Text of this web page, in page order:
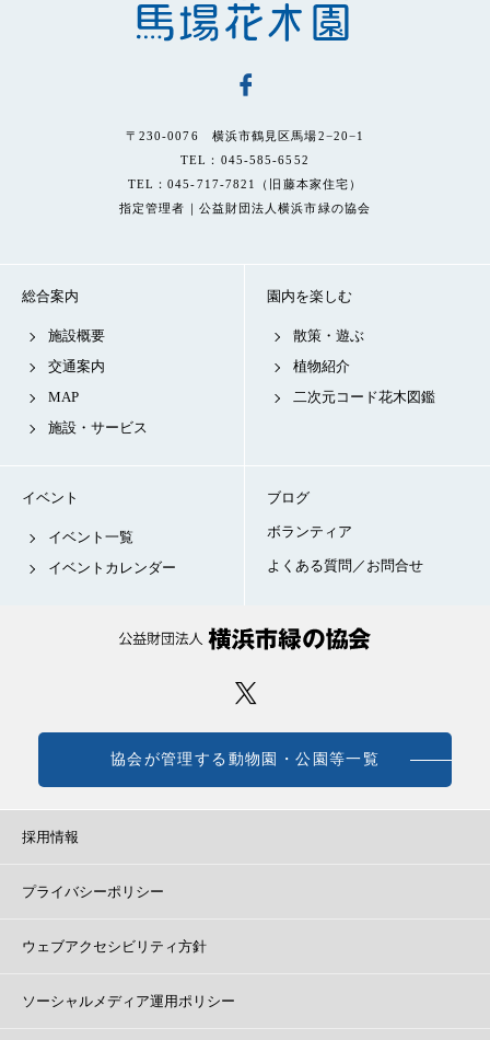
〒230-0076 横浜市鶴見区馬場2−20−1
TEL：045-585-6552
TEL：045-717-7821（旧藤本家住宅）
指定管理者｜公益財団法人横浜市緑の協会
総合案内
施設概要
交通案内
MAP
施設・サービス
園内を楽しむ
散策・遊ぶ
植物紹介
二次元コード花木図鑑
イベント
イベント一覧
イベントカレンダー
ブログ
ボランティア
よくある質問／お問合せ
協会が管理する動物園・公園等一覧
採用情報
プライバシーポリシー
ウェブアクセシビリティ方針
ソーシャルメディア運用ポリシー